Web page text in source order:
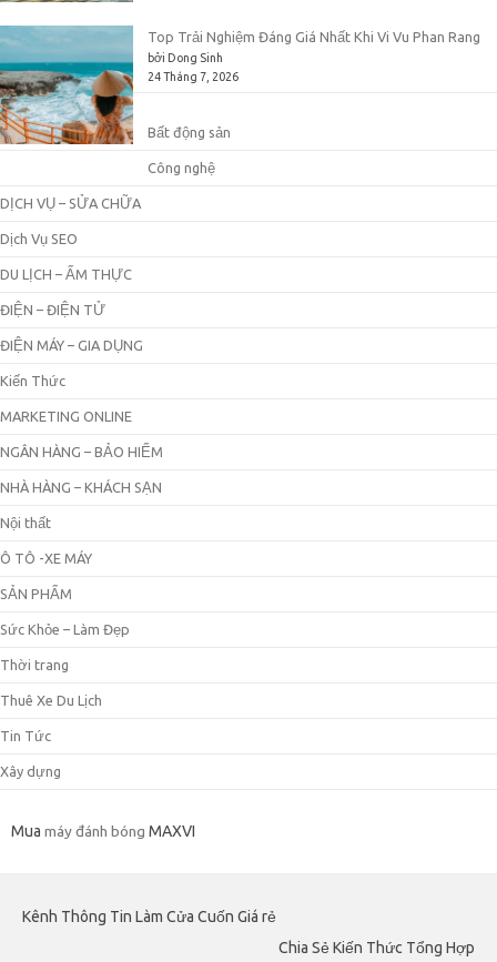
Top Trải Nghiệm Đáng Giá Nhất Khi Vi Vu Phan Rang
bởi Dong Sinh
24 Tháng 7, 2026
Bất động sản
Công nghệ
DỊCH VỤ – SỬA CHỮA
Dịch Vụ SEO
DU LỊCH – ẨM THỰC
ĐIỆN – ĐIỆN TỬ
ĐIỆN MÁY – GIA DỤNG
Kiến Thức
MARKETING ONLINE
NGÂN HÀNG – BẢO HIỂM
NHÀ HÀNG – KHÁCH SẠN
Nội thất
Ô TÔ -XE MÁY
SẢN PHẨM
Sức Khỏe – Làm Đẹp
Thời trang
Thuê Xe Du Lịch
Tin Tức
Xây dựng
Mua máy đánh bóng MAXVI
Kênh Thông Tin Làm Cửa Cuốn Giá rẻ
Chia Sẻ Kiến Thức Tổng Hợp